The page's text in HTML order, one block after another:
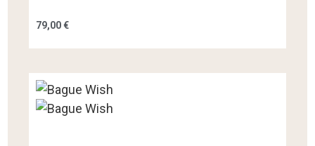
79,00 €